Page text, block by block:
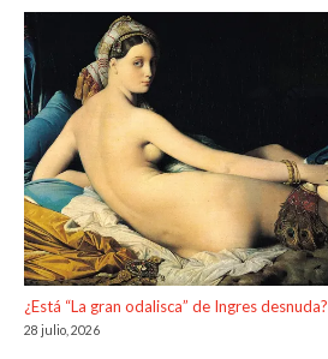
¿Está “La gran odalisca” de Ingres desnuda?
28 julio, 2026